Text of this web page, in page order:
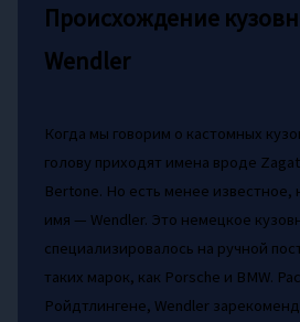
Происхождение
Wendler
Когда мы говорим о кастомных
голову приходят имена вроде
Bertone. Но есть менее
имя — Wendler. Это немецкое
специализировалось на ручной
таких марок, как Porsche и BMW.
Ройдтлингене, Wendler